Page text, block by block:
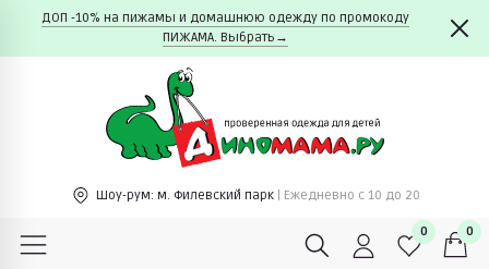
ДОП -10% на пижамы и домашнюю одежду по промокоду
ПИЖАМА. Выбрать→
Шоу-рум: м. Филевский парк | Ежедневно c 10 до 20
0 0